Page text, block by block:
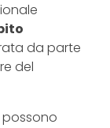
da parte
del
possono